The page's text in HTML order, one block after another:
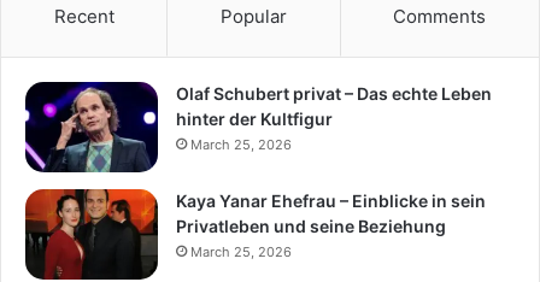
Recent Popular Comments
Olaf Schubert privat – Das echte Leben
hinter der Kultfigur
March 25, 2026
Kaya Yanar Ehefrau – Einblicke in sein
Privatleben und seine Beziehung
March 25, 2026